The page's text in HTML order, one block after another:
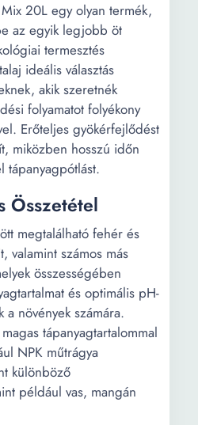
20L egy olyan termék,
az egyik legjobb öt
termesztés
ideális választás
akik szeretnék
folyamatot folyékony
Erőteljes gyökérfejlődést
miközben hosszú időn
tápanyagpótlást.
Összetétel
megtalálható fehér és
valamint számos más
összességében
és optimális pH-
a növények számára.
tápanyagtartalommal
NPK műtrágya
különböző
például vas, mangán